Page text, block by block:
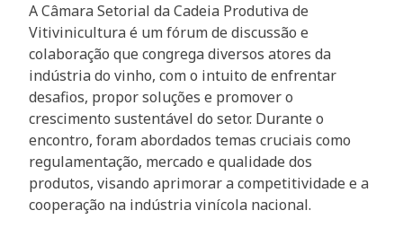
A Câmara Setorial da Cadeia Produtiva de
Vitivinicultura é um fórum de discussão e
colaboração que congrega diversos atores da
indústria do vinho, com o intuito de enfrentar
desafios, propor soluções e promover o
crescimento sustentável do setor. Durante o
encontro, foram abordados temas cruciais como
regulamentação, mercado e qualidade dos
produtos, visando aprimorar a competitividade e a
cooperação na indústria vinícola nacional.